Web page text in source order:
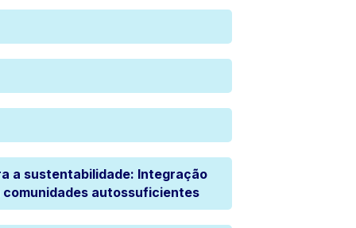
a sustentabilidade: Integração
comunidades autossuficientes